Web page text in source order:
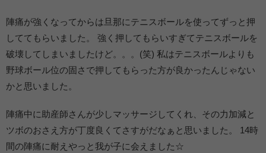
陣痛が強くなってからは旦那にテニスボールを使ってずっと押
しててもらいました。 強く押してもらいすぎてテニスボールを
破壊してしまいましたけど。。。(笑) 私はテニスボールよりも
野球ボール位の固さで押してもらった方が良かったんじゃない
かと思いました。
陣痛中に助産師さんが少しマッサージしてくれ、その力加減と
ツボのおさえ方が丁度良くてさすがだなぁと思いました。 14時
間の陣痛に耐えやっと我が子に会えました☆